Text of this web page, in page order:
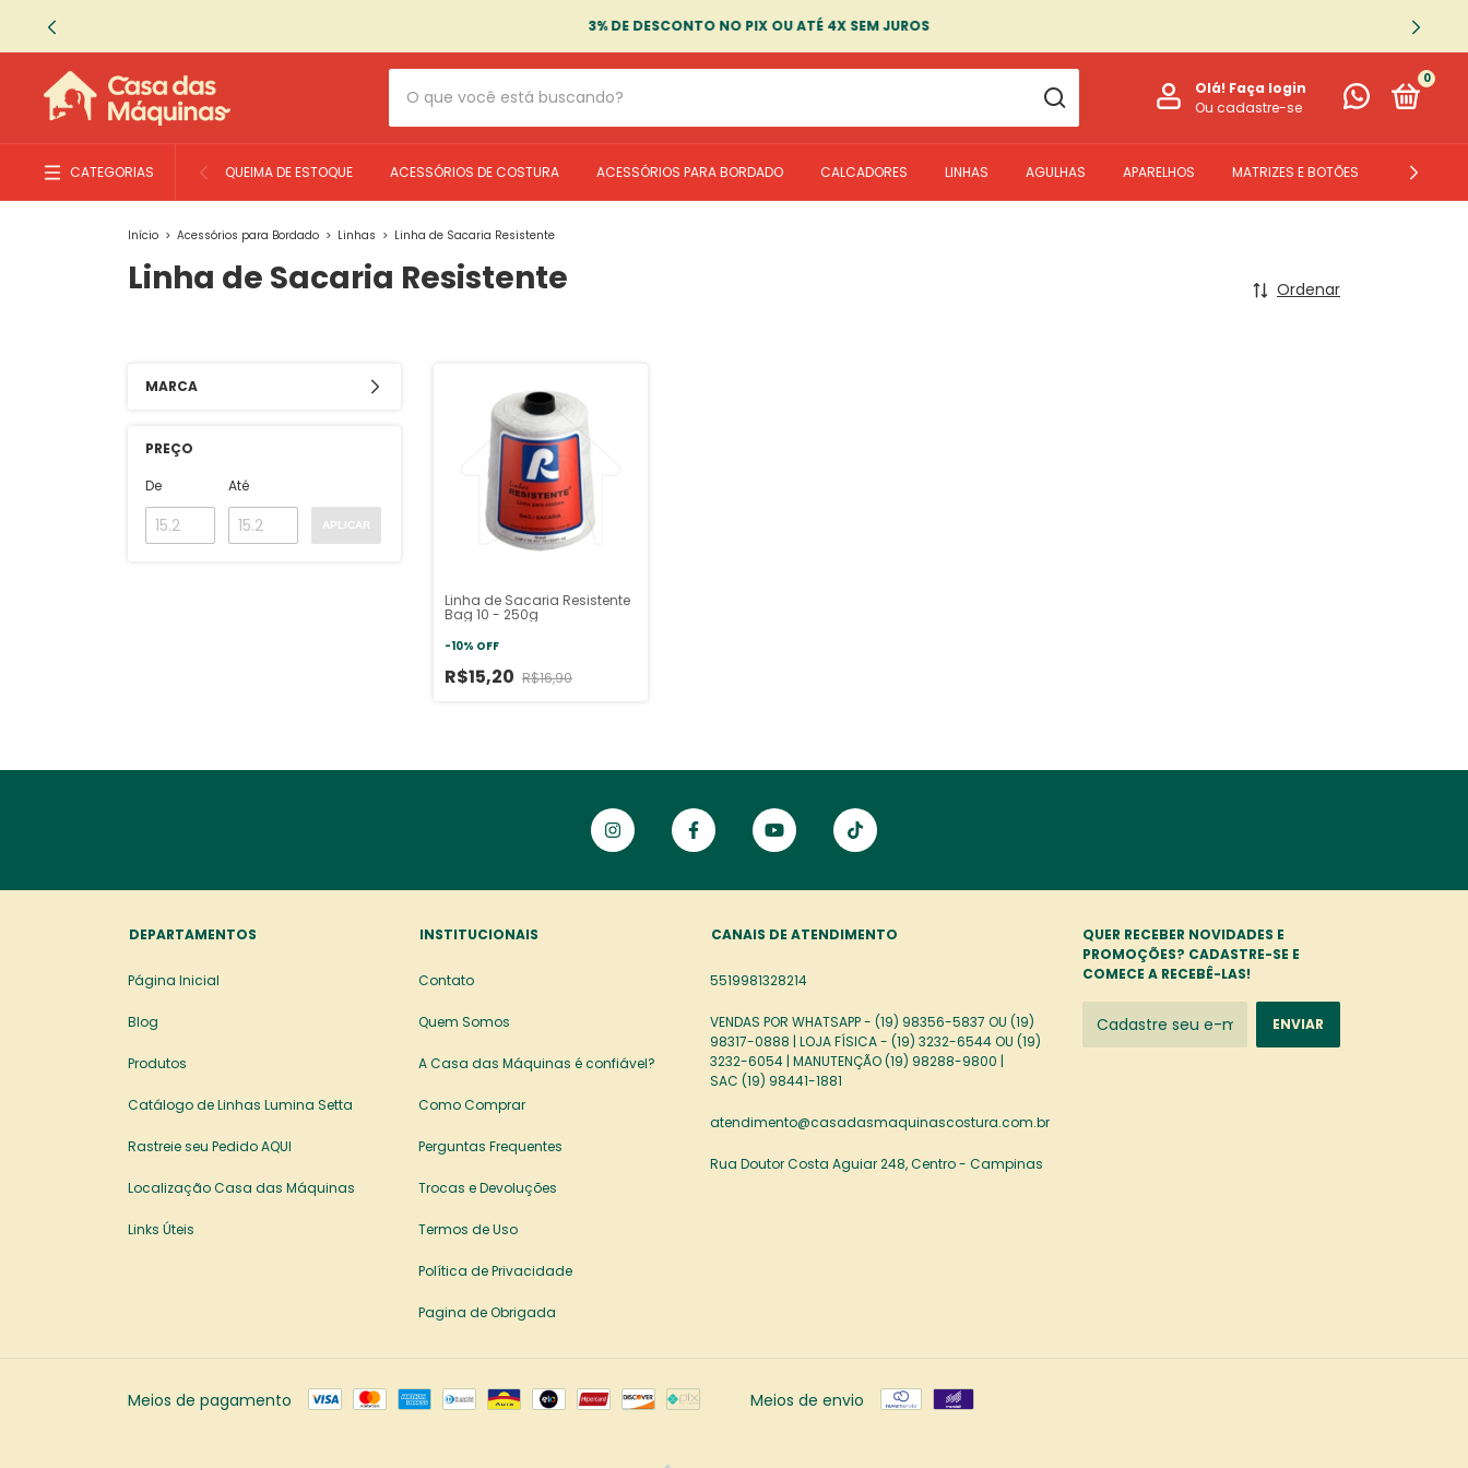
3% DE DESCONTO NO PIX OU ATÉ 4X SEM JUROS
Olá! Faça login
Ou cadastre-se
0
CATEGORIAS QUEIMA DE ESTOQUE ACESSÓRIOS DE COSTURA ACESSÓRIOS PARA BORDADO CALCADORES LINHAS AGULHAS APARELHOS MATRIZES E BOTÕES PEÇAS
Início > Acessórios para Bordado > Linhas > Linha de Sacaria Resistente
Linha de Sacaria Resistente Ordenar
MARCA
PREÇO
De
Até
APLICAR
Linha de Sacaria Resistente
Bag 10 - 250g
-10% OFF
R$15,20 R$16,90
DEPARTAMENTOS
Página Inicial
Blog
Produtos
Catálogo de Linhas Lumina Setta
Rastreie seu Pedido AQUI
Localização Casa das Máquinas
Links Úteis
INSTITUCIONAIS
Contato
Quem Somos
A Casa das Máquinas é confiável?
Como Comprar
Perguntas Frequentes
Trocas e Devoluções
Termos de Uso
Política de Privacidade
Pagina de Obrigada
CANAIS DE ATENDIMENTO
5519981328214
VENDAS POR WHATSAPP - (19) 98356-5837 OU (19)
98317-0888 | LOJA FÍSICA - (19) 3232-6544 OU (19)
3232-6054 | MANUTENÇÃO (19) 98288-9800 |
SAC (19) 98441-1881
atendimento@casadasmaquinascostura.com.br
Rua Doutor Costa Aguiar 248, Centro - Campinas
QUER RECEBER NOVIDADES E
PROMOÇÕES? CADASTRE-SE E
COMECE A RECEBÊ-LAS!
Meios de pagamento Meios de envio